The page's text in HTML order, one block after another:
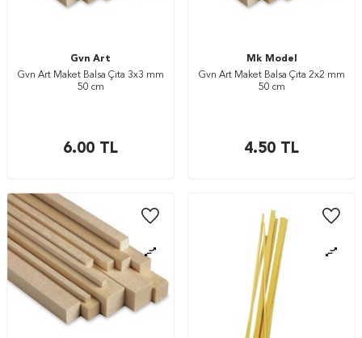
Gvn Art
Gvn Art Maket Balsa Çıta 3x3 mm
50 cm
6.00 TL
Mk Model
Gvn Art Maket Balsa Çıta 2x2 mm
50 cm
4.50 TL